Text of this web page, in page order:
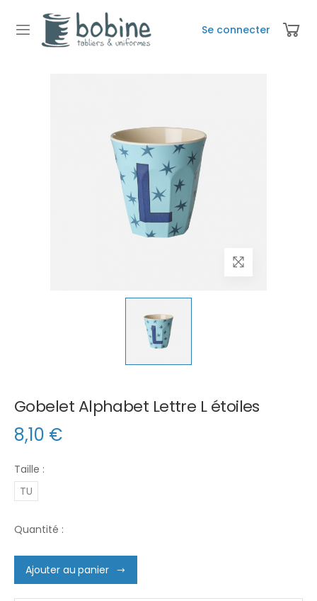
Se connecter
Gobelet Alphabet Lettre L étoiles
8,10 €
Taille :
TU
Quantité :
Ajouter au panier